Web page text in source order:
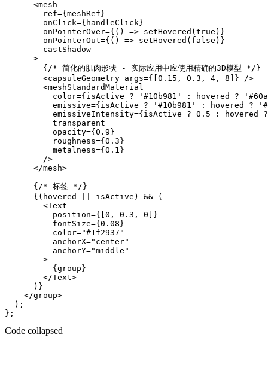
      <mesh
        ref={meshRef}
        onClick={handleClick}
        onPointerOver={() => setHovered(true)}
        onPointerOut={() => setHovered(false)}
        castShadow
      >
        {/* 简化的肌肉形状 - 实际应用中应使用精确的3D模型 */}
        <capsuleGeometry args={[0.15, 0.3, 4, 8]} />
        <meshStandardMaterial
color={isActive ? '#10b981' : hovered ?
emissive={isActive ? '#10b981' : hovered ?
emissiveIntensity={isActive ? 0.5 : hovered
          transparent
          opacity={0.9}
          roughness={0.3}
          metalness={0.1}
        />
      </mesh>
      {/* 标签 */}
      {(hovered || isActive) && (
        <Text
          position={[0, 0.3, 0]}
          fontSize={0.08}
          color="#1f2937"
          anchorX="center"
          anchorY="middle"
        >
          {group}
        </Text>
      )}
    </group>
  );
Code collapsed